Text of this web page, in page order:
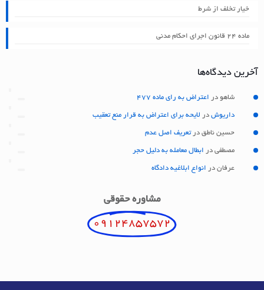
خیار تخلف از شرط
ماده ۲۴ قانون اجرای احکام مدنی
آخرین دیدگاه‌ها
شاهو در اعتراض به رای ماده 477
داریوش در لایحه برای اعتراض به قرار منع تعقیب
حسین ناطق درتعریف اصل عدم
مصطفی در ابطال معامله به دلیل حجر
عرفان در انواع ابلاغیه دادگاه
مشاوره حقوقی
09124857572